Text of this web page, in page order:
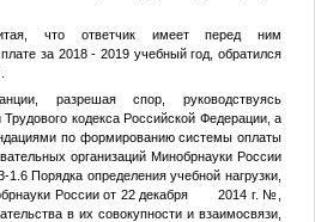
что ответчик имеет перед ним
за 2018 - 2019 учебный год, обратился
разрешая спор, руководствуясь
кодекса Российской Федерации, а
по формированию системы оплаты
организаций Минобрнауки России
1.6 Порядка определения учебной нагрузки,
России от 22 декабря 2014 г. №
в их совокупности и взаимосвязи,